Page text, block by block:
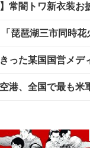
装お披露目ミニライブ！お笑い芸人みた
会」、各市公式「そんな花火大会は存在しない」→ 高価
日本の反撃能力が地域を不安定化させている」という
、全国で最も米軍機が来
生活保護費の不正